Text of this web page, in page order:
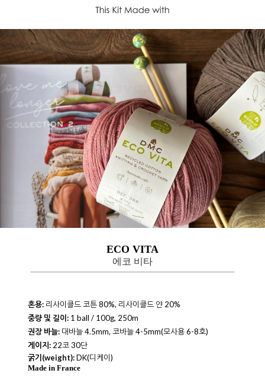
ECO VITA
에코 비타
혼용: 리사이클드 코튼 80%, 리사이클드 얀 20%
중량 및 길이: 1 ball / 100g, 250m
권장 바늘: 대바늘 4.5mm, 코바늘 4-5mm(모사용 6-8호)
게이지: 22코 30단
굵기 (weight):DK(디케이)
Made in France